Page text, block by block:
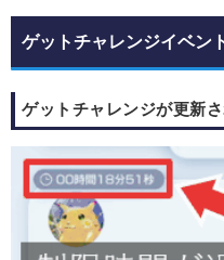
ゲットチャレンジイベン
ゲットチャレンジが更新